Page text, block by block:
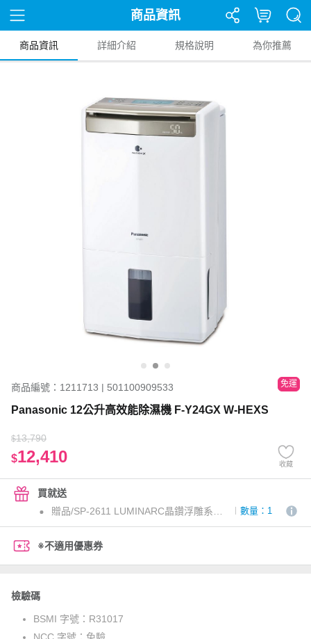
商品資訊
商品資訊 詳細介紹 規格說明 為你推薦
商品編號：1211713 | 501100909533 免運
Panasonic 12公升高效能除濕機 F-Y24GX W-HEXS
$13,790
$12,410 收藏
買就送
贈品/SP-2611 LUMINARC晶鑽浮雕系列強化餐盤八件組
數量：1
※不適用優惠券
檢驗碼
BSMI 字號： R31017
NCC 字號： 免驗